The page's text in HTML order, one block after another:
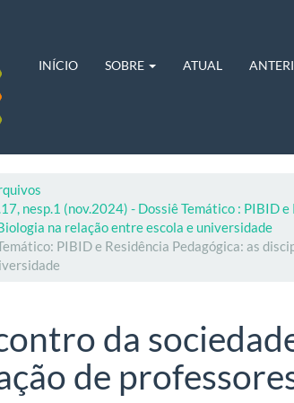
INÍCIO SOBRE ATUAL
nesp.1 (nov.2024) - Dossiê Temático : PIBID
na relação entre escola e universidade
PIBID e Residência Pedagógica: as
da
de